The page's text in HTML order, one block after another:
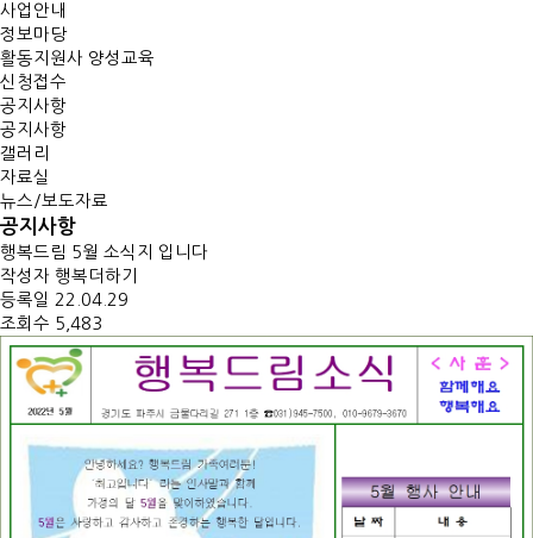
사업안내
정보마당
활동지원사 양성교육
신청접수
공지사항
공지사항
갤러리
자료실
뉴스/보도자료
공지사항
행복드림 5월 소식지 입니다
작성자 행복더하기
등록일 22.04.29
조회수 5,483